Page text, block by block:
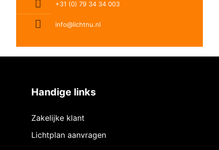
+31 (0) 79 34 34 003
info@lichtnu.nl
Handige links
Zakelijke klant
Lichtplan aanvragen